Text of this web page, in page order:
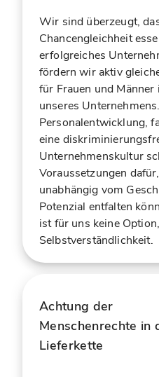
Wir sind überzeugt,
Chancengleichheit
erfolgreiches
fördern wir aktiv
für Frauen und Männer
unseres
Personalentwicklung,
eine
Unternehmenskultur
Voraussetzungen
unabhängig vom
Potenzial entfalten
ist für uns keine
Selbstverständlichkeit.
Achtung der
Menschenrechte in
Lieferkette